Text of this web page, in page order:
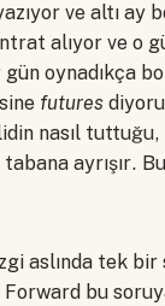
ve altı ay
alıyor ve o
oynadıkça
futures
nasıl tuttuğu,
ayrışır.
aslında tek bir
Forward bu